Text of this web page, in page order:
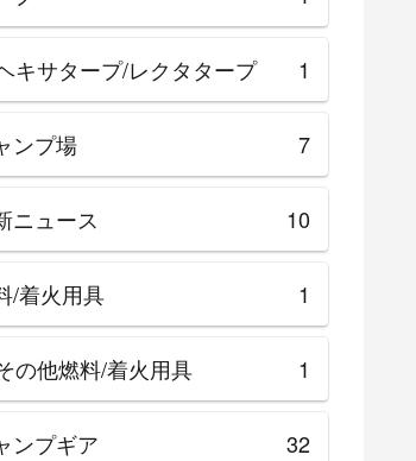
キサタープ/レクタタープ 1
ンプ場 7
ニュース 10
/着火用具 1
の他燃料/着火用具 1
ンプギア 32